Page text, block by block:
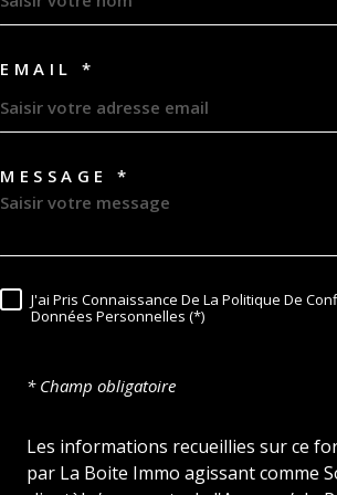
EMAIL *
MESSAGE *
RÈGLEMENTATION
J'ai Pris Connaissance De La Politique De
Données Personnelles (*)
* Champ obligatoire
Les informations recueillies sur ce
par La Boite Immo agissant comme